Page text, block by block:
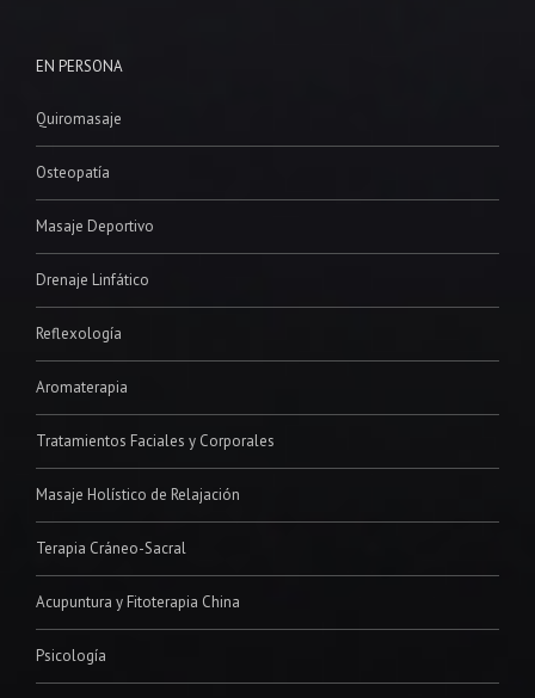
EN PERSONA
Quiromasaje
Osteopatía
Masaje Deportivo
Drenaje Linfático
Reflexología
Aromaterapia
Tratamientos Faciales y Corporales
Masaje Holístico de Relajación
Terapia Cráneo-Sacral
Acupuntura y Fitoterapia China
Psicología